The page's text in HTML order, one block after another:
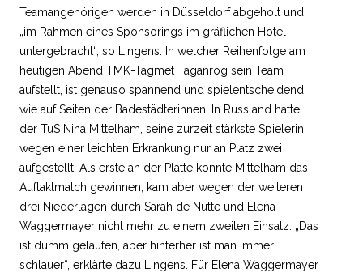
Teamangehörigen werden in Düsseldorf abgeholt und
„im Rahmen eines Sponsorings im gräflichen Hotel
untergebracht“, so Lingens. In welcher Reihenfolge am
heutigen Abend TMK-Tagmet Taganrog sein Team
aufstellt, ist genauso spannend und spielentscheidend
wie auf Seiten der Badestädterinnen. In Russland hatte
der TuS Nina Mittelham, seine zurzeit stärkste Spielerin,
wegen einer leichten Erkrankung nur an Platz zwei
aufgestellt. Als erste an der Platte konnte Mittelham das
Auftaktmatch gewinnen, kam aber wegen der weiteren
drei Niederlagen durch Sarah de Nutte und Elena
Waggermayer nicht mehr zu einem zweiten Einsatz. „Das
ist dumm gelaufen, aber hinterher ist man immer
schlauer“, erklärte dazu Lingens. Für Elena Waggermayer